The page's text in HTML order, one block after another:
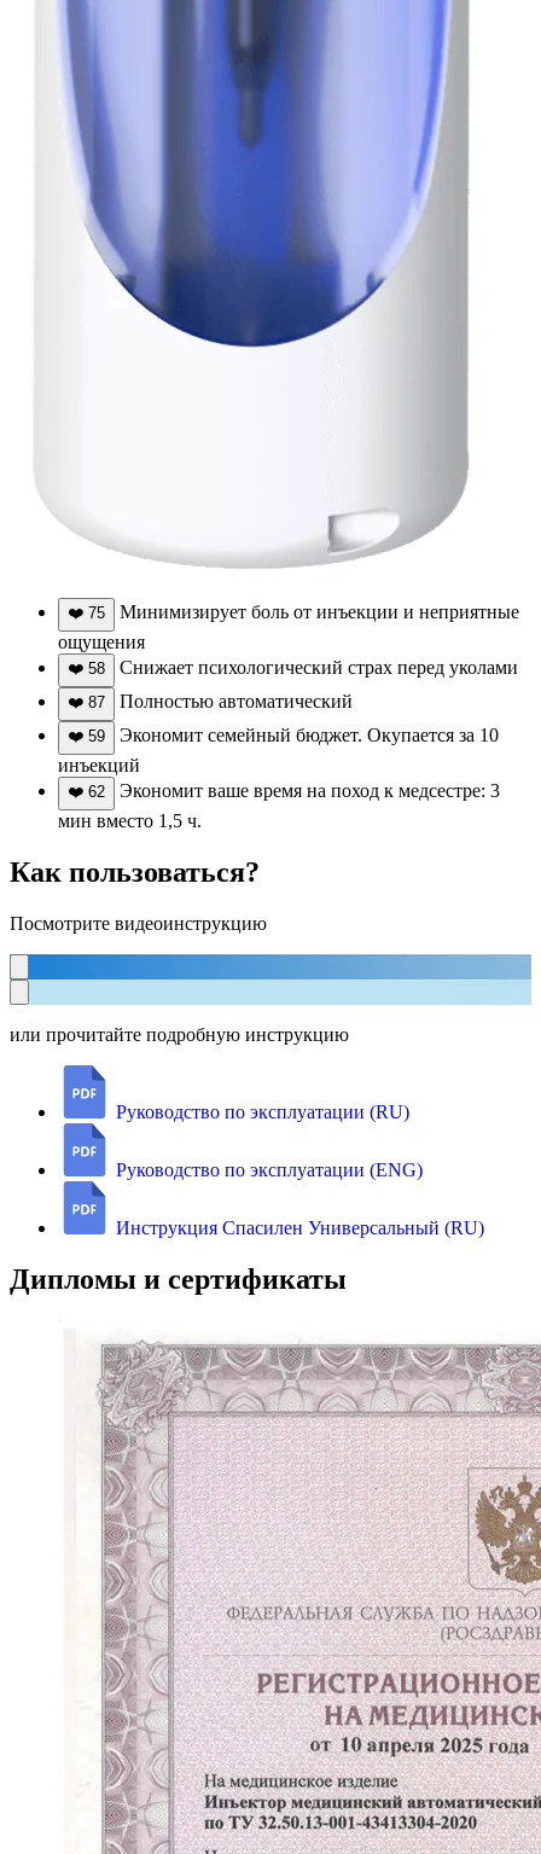
❤️ 75
Минимизирует боль от инъекции и неприятные
ощущения
❤️ 58 Снижает психологический страх перед уколами
❤️ 87 Полностью автоматический
❤️ 59
Экономит семейный бюджет. Окупается за 10
инъекций
❤️ 62
Экономит ваше время на поход к медсестре: 3
мин вместо 1,5 ч.
Как пользоваться?
Посмотрите видеоинструкцию
или прочитайте подробную инструкцию
Руководство по эксплуатации (RU)
Руководство по эксплуатации (ENG)
Инструкция Спасилен Универсальный (RU)
Дипломы и сертификаты